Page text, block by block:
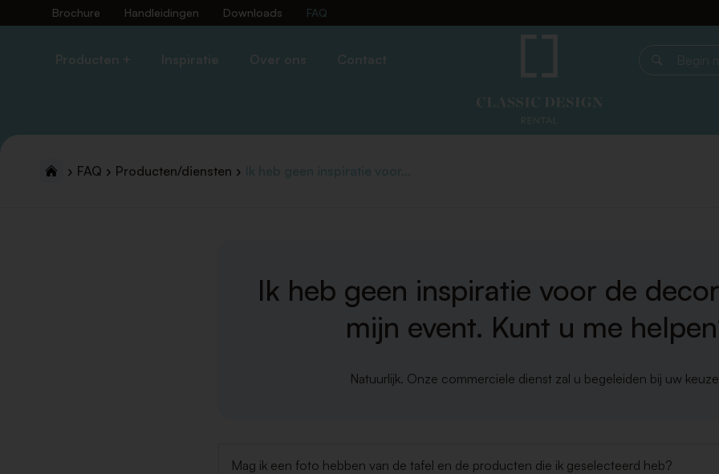
Brochure Handleidingen Downloads FAQ
Producten + Inspiratie Over ons Contact
Begin met
FAQ Producten/diensten Ik heb geen inspiratie voor...
Ik heb geen inspiratie voor de
mijn event. Kunt u me
Natuurlijk. Onze commerciele dienst zal u begeleiden bij uw
Mag ik een foto hebben van de tafel en de producten die ik geselecteerd heb?